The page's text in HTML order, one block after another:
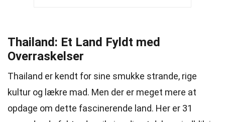
Thailand: Et Land Fyldt med
Overraskelser
Thailand er kendt for sine smukke strande, rige
kultur og lækre mad. Men der er meget mere at
opdage om dette fascinerende land. Her er 31